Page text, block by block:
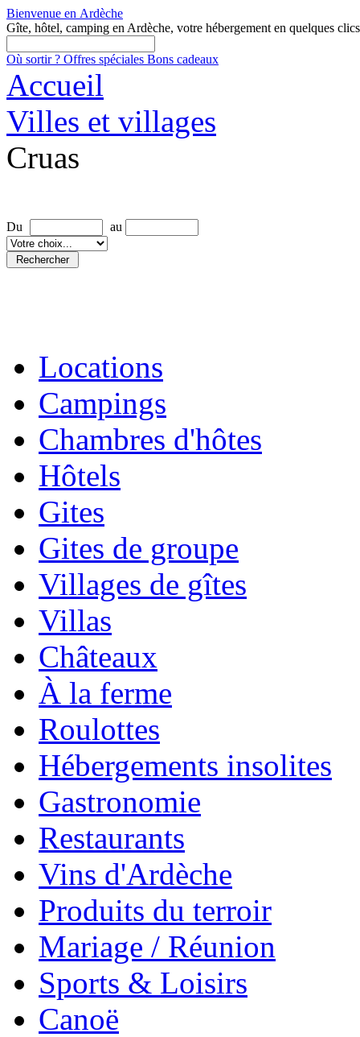
Bienvenue en Ardèche
Gîte, hôtel, camping en Ardèche, votre hébergement en quelques clics
Où sortir ? Offres spéciales Bons cadeaux
Accueil
Villes et villages
Cruas
Du au
Locations
Campings
Chambres d'hôtes
Hôtels
Gites
Gites de groupe
Villages de gîtes
Villas
Châteaux
À la ferme
Roulottes
Hébergements insolites
Gastronomie
Restaurants
Vins d'Ardèche
Produits du terroir
Mariage / Réunion
Sports & Loisirs
Canoë